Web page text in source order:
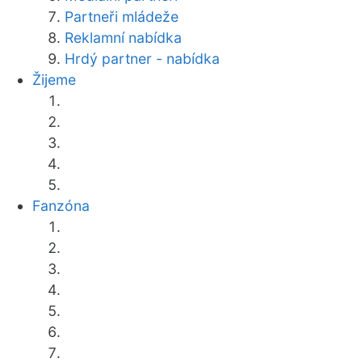
Partneři mládeže
Reklamní nabídka
Hrdý partner - nabídka
Žijeme
Fanzóna